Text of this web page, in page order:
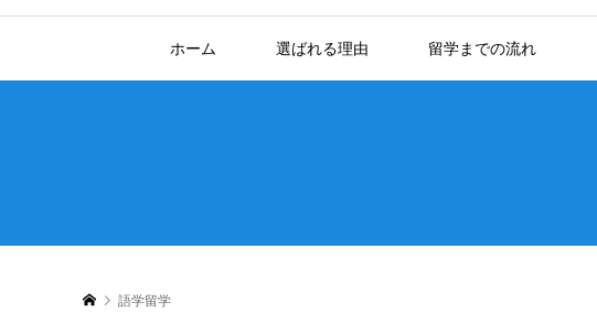
ホーム 選ばれる理由 留学までの流れ
語学留学